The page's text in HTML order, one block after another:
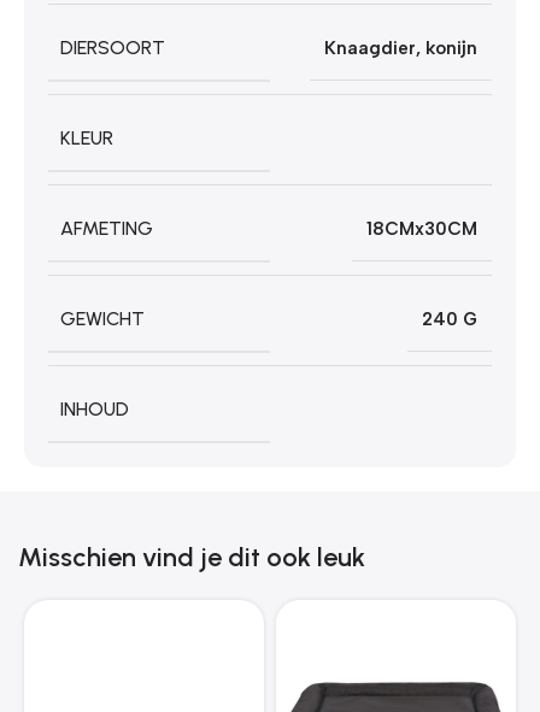
DIERSOORT Knaagdier, konijn
KLEUR
AFMETING 18CMx30CM
GEWICHT 240 G
INHOUD
Misschien vind je dit ook leuk